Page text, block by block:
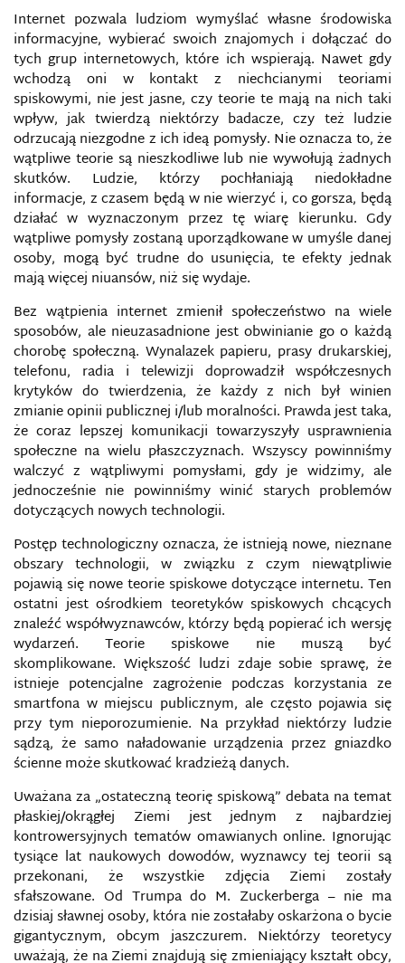
Internet pozwala ludziom wymyślać własne środowiska
informacyjne, wybierać swoich znajomych i dołączać do
tych grup internetowych, które ich wspierają. Nawet gdy
wchodzą oni w kontakt z niechcianymi teoriami
spiskowymi, nie jest jasne, czy teorie te mają na nich taki
wpływ, jak twierdzą niektórzy badacze, czy też ludzie
odrzucają niezgodne z ich ideą pomysły. Nie oznacza to, że
wątpliwe teorie są nieszkodliwe lub nie wywołują żadnych
skutków. Ludzie, którzy pochłaniają niedokładne
informacje, z czasem będą w nie wierzyć i, co gorsza, będą
działać w wyznaczonym przez tę wiarę kierunku. Gdy
wątpliwe pomysły zostaną uporządkowane w umyśle danej
osoby, mogą być trudne do usunięcia, te efekty jednak
mają więcej niuansów, niż się wydaje.
Bez wątpienia internet zmienił społeczeństwo na wiele
sposobów, ale nieuzasadnione jest obwinianie go o każdą
chorobę społeczną. Wynalazek papieru, prasy drukarskiej,
telefonu, radia i telewizji doprowadził współczesnych
krytyków do twierdzenia, że ​​każdy z nich był winien
zmianie opinii publicznej i/lub moralności. Prawda jest taka,
że ​​coraz lepszej komunikacji towarzyszyły usprawnienia
społeczne na wielu płaszczyznach. Wszyscy powinniśmy
walczyć z wątpliwymi pomysłami, gdy je widzimy, ale
jednocześnie nie powinniśmy winić starych problemów
dotyczących nowych technologii.
Postęp technologiczny oznacza, że ​​istnieją nowe, nieznane
obszary technologii, w związku z czym niewątpliwie
pojawią się nowe teorie spiskowe dotyczące internetu. Ten
ostatni jest ośrodkiem teoretyków spiskowych chcących
znaleźć współwyznawców, którzy będą popierać ich wersję
wydarzeń. Teorie spiskowe nie muszą być
skomplikowane. Większość ludzi zdaje sobie sprawę, że
istnieje potencjalne zagrożenie podczas korzystania ze
smartfona w miejscu publicznym, ale często pojawia się
przy tym nieporozumienie. Na przykład niektórzy ludzie
sądzą, że samo naładowanie urządzenia przez gniazdko
ścienne może skutkować kradzieżą danych.
Uważana za „ostateczną teorię spiskową” debata na temat
płaskiej/okrągłej Ziemi jest jednym z najbardziej
kontrowersyjnych tematów omawianych online. Ignorując
tysiące lat naukowych dowodów, wyznawcy tej teorii są
przekonani, że wszystkie zdjęcia Ziemi zostały
sfałszowane. Od Trumpa do M. Zuckerberga – nie ma
dzisiaj sławnej osoby, która nie zostałaby oskarżona o bycie
gigantycznym, obcym jaszczurem. Niektórzy teoretycy
uważają, że na Ziemi znajdują się zmieniający kształt obcy,